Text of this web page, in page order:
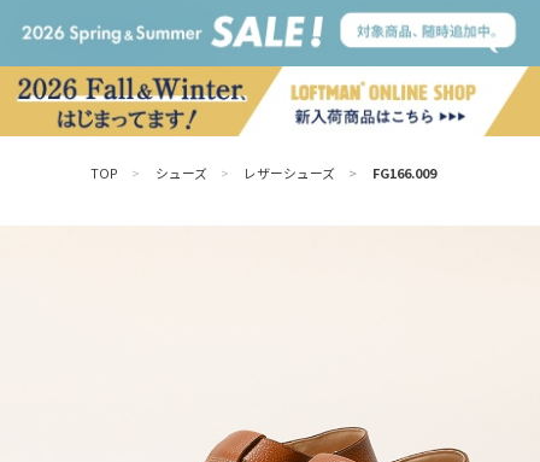
TOP > シューズ > レザーシューズ > FG166.009